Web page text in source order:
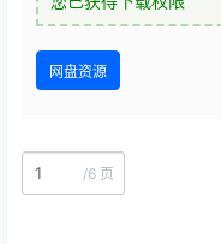
网盘资源
/6 页